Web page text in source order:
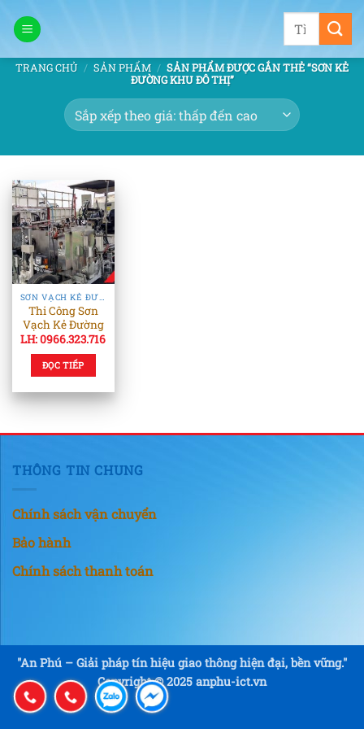
qua
dung
Tìm
TRANG CHỦ / SẢN PHẨM / SẢN PHẨM ĐƯỢC GẮN THẺ “SƠN KẺ
ĐƯỜNG KHU ĐÔ THỊ”
SƠN VẠCH KẺ ĐƯỜNG
Thi Công Sơn
Vạch Kẻ Đường
LH: 0966.323.716
ĐỌC TIẾP
THÔNG TIN CHUNG
Chính sách vận chuyển
Bảo hành
Chính sách thanh toán
"An Phú – Giải pháp tín hiệu giao thông hiện đại, bền vững."
Copyright © 2025 anphu-ict.vn